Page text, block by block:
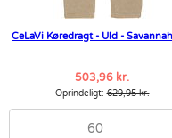
CeLaVi Køredragt - Uld -
503,96 kr.
Oprindeligt:629,95 kr.
60